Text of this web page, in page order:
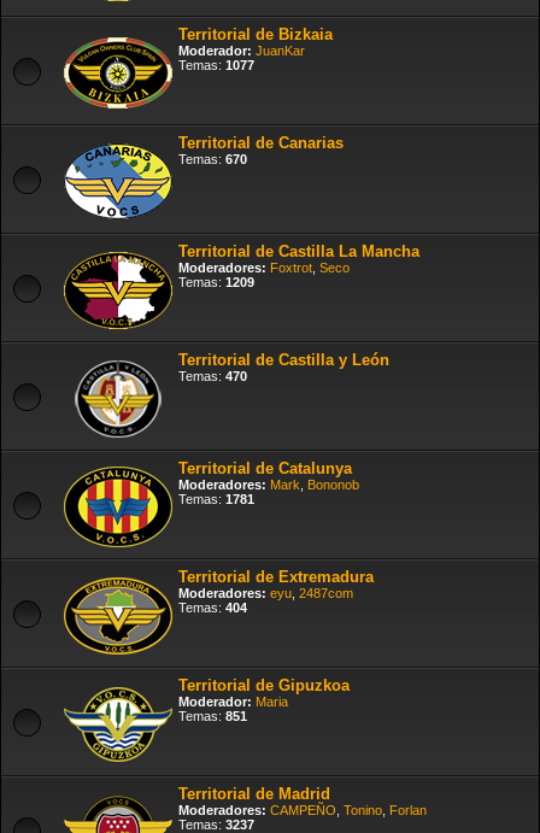
Territorial de Bizkaia
Moderador: JuanKar
Temas: 1077
Territorial de Canarias
Temas: 670
Territorial de Castilla La Mancha
Moderadores: Foxtrot Seco
Temas: 1209
Territorial de Castilla y León
Temas: 470
Territorial de Catalunya
Moderadores: Mark
Bononob
Temas: 1781
Territorial de Extremadura
Moderadores: eyu 2487com
Temas: 404
Territorial de Gipuzkoa
Moderador: Maria
Temas: 851
Territorial de Madrid
Moderadores: CAMPEÑO Tonino Forlan
Temas: 3237